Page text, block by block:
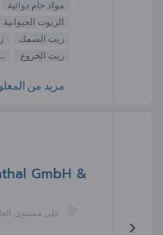
مواد خام دوائية
الزيوت الحيوانية
زيت السمك
زيت الخروع
...
مزيد من
GmbH &
على مستوى